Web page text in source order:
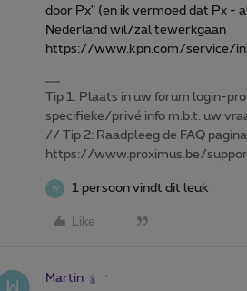
door Px" (en ik vermoed dat Px -
Nederland wil/zal tewerkgaan
https://www.kpn.com/service/
Tip 1: Plaats in uw forum login-
specifieke/privé info m.b.t. uw
// Tip 2: Raadpleeg de FAQ
https://www.proximus.be/
W 1 persoon vindt dit leuk
Like
Martin